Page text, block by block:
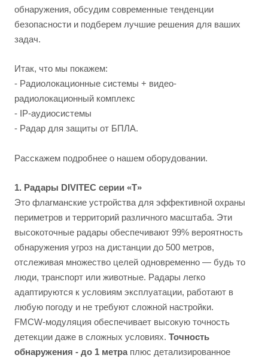
обнаружения, обсудим современные тенденции
безопасности и подберем лучшие решения для ваших
задач.
Итак, что мы покажем:
- Радиолокационные системы + видео-
радиолокационный комплекс
- IP-аудиосистемы
- Радар для защиты от БПЛА.
Расскажем подробнее о нашем оборудовании.
1. Радары DIVITEC серии «T»
Это флагманские устройства для эффективной охраны
периметров и территорий различного масштаба. Эти
высокоточные радары обеспечивают 99% вероятность
обнаружения угроз на дистанции до 500 метров,
отслеживая множество целей одновременно — будь то
люди, транспорт или животные. Радары легко
адаптируются к условиям эксплуатации, работают в
любую погоду и не требуют сложной настройки.
FMCW-модуляция обеспечивает высокую точность
детекции даже в сложных условиях. Точность
обнаружения - до 1 метраплюс детализированное